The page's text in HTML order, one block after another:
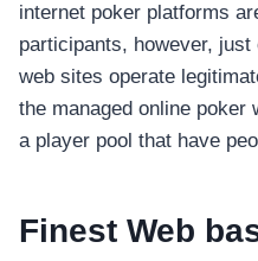
internet poker platforms
participants, however,
web sites operate
the managed online
a player pool that have
Finest Web